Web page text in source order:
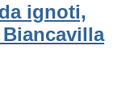
ignoti,